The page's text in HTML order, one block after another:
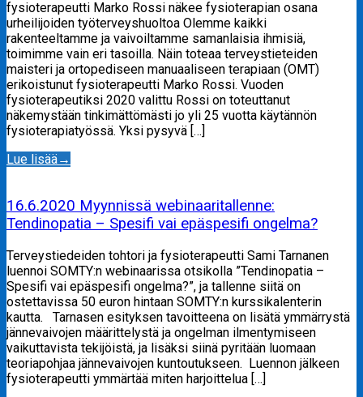
fysioterapeutti Marko Rossi näkee fysioterapian osana
urheilijoiden työterveyshuoltoa Olemme kaikki
rakenteeltamme ja vaivoiltamme samanlaisia ihmisiä,
toimimme vain eri tasoilla. Näin toteaa terveystieteiden
maisteri ja ortopediseen manuaaliseen terapiaan (OMT)
erikoistunut fysioterapeutti Marko Rossi. Vuoden
fysioterapeutiksi 2020 valittu Rossi on toteuttanut
näkemystään tinkimättömästi jo yli 25 vuotta käytännön
fysioterapiatyössä. Yksi pysyvä […]
Lue lisää→
16.6.2020 Myynnissä webinaaritallenne:
Tendinopatia – Spesifi vai epäspesifi ongelma?
Terveystiedeiden tohtori ja fysioterapeutti Sami Tarnanen
luennoi SOMTY:n webinaarissa otsikolla ”Tendinopatia –
Spesifi vai epäspesifi ongelma?”, ja tallenne siitä on
ostettavissa 50 euron hintaan SOMTY:n kurssikalenterin
kautta. Tarnasen esityksen tavoitteena on lisätä ymmärrystä
jännevaivojen määrittelystä ja ongelman ilmentymiseen
vaikuttavista tekijöistä, ja lisäksi siinä pyritään luomaan
teoriapohjaa jännevaivojen kuntoutukseen. Luennon jälkeen
fysioterapeutti ymmärtää miten harjoittelua […]